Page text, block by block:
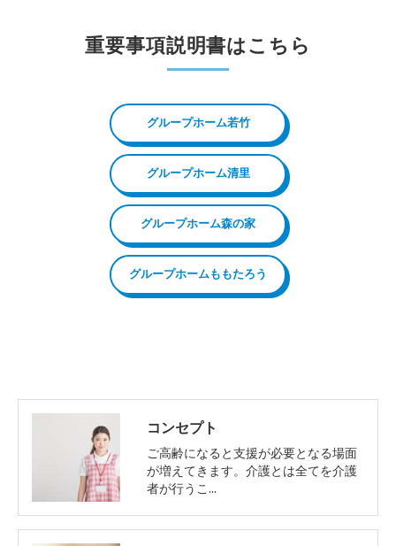
重要事項説明書はこちら
グループホーム若竹
グループホーム清里
グループホーム森の家
グループホームももたろう
コンセプト
ご高齢になると支援が必要となる場面
が増えてきます。介護とは全てを介護
者が行うこ…